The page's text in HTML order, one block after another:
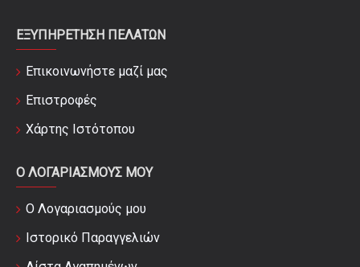
ΕΞΥΠΗΡΈΤΗΣΗ ΠΕΛΑΤΏΝ
Επικοινωνήστε μαζί μας
Επιστροφές
Χάρτης Ιστότοπου
Ο ΛΟΓΑΡΙΑΣΜΟΎΣ ΜΟΥ
Ο Λογαριασμούς μου
Ιστορικό Παραγγελιών